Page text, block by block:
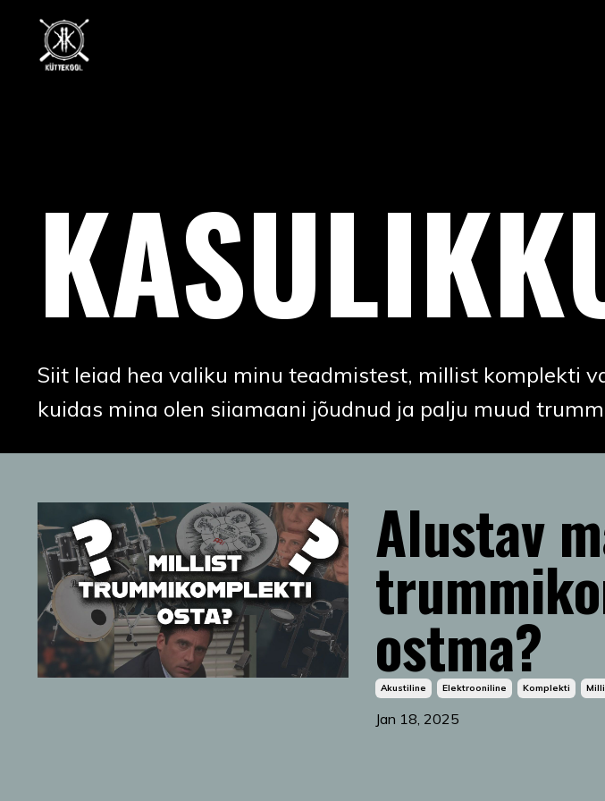
Siit leiad hea valiku minu teadmistest, millist komplekti
kuidas mina olen siiamaani jõudnud ja palju muud
Alustav
ostma?
Akustiline Elektrooniline Komplekti
Jan 18, 2025